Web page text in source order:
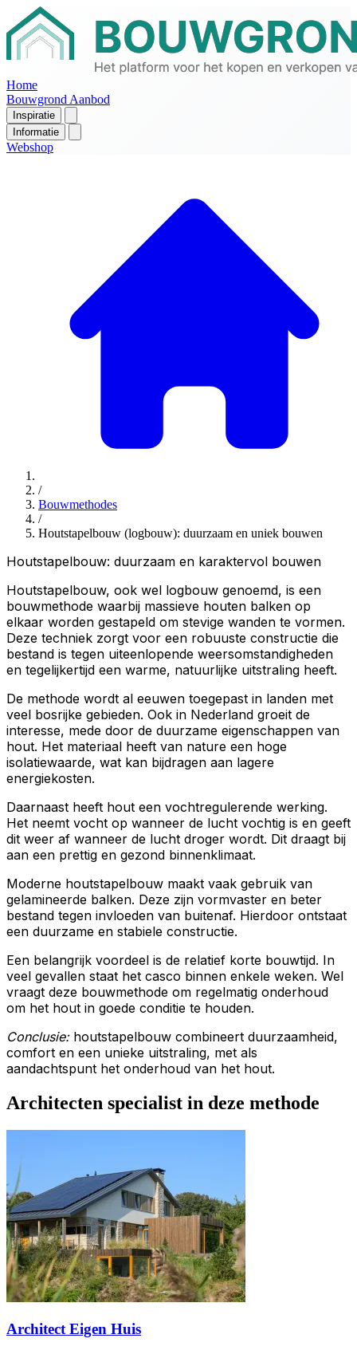
Home
Bouwgrond Aanbod
Inspiratie
Informatie
Webshop
/
Bouwmethodes
/
Houtstapelbouw (logbouw): duurzaam en uniek bouwen
Houtstapelbouw: duurzaam en karaktervol bouwen
Houtstapelbouw, ook wel logbouw genoemd, is een
bouwmethode waarbij massieve houten balken op
elkaar worden gestapeld om stevige wanden te vormen.
Deze techniek zorgt voor een robuuste constructie die
bestand is tegen uiteenlopende weersomstandigheden
en tegelijkertijd een warme, natuurlijke uitstraling heeft.
De methode wordt al eeuwen toegepast in landen met
veel bosrijke gebieden. Ook in Nederland groeit de
interesse, mede door de duurzame eigenschappen van
hout. Het materiaal heeft van nature een hoge
isolatiewaarde, wat kan bijdragen aan lagere
energiekosten.
Daarnaast heeft hout een vochtregulerende werking.
Het neemt vocht op wanneer de lucht vochtig is en geeft
dit weer af wanneer de lucht droger wordt. Dit draagt bij
aan een prettig en gezond binnenklimaat.
Moderne houtstapelbouw maakt vaak gebruik van
gelamineerde balken. Deze zijn vormvaster en beter
bestand tegen invloeden van buitenaf. Hierdoor ontstaat
een duurzame en stabiele constructie.
Een belangrijk voordeel is de relatief korte bouwtijd. In
veel gevallen staat het casco binnen enkele weken. Wel
vraagt deze bouwmethode om regelmatig onderhoud
om het hout in goede conditie te houden.
Conclusie:houtstapelbouw combineert duurzaamheid,
comfort en een unieke uitstraling, met als
aandachtspunt het onderhoud van het hout.
Architecten specialist in deze methode
Architect Eigen Huis